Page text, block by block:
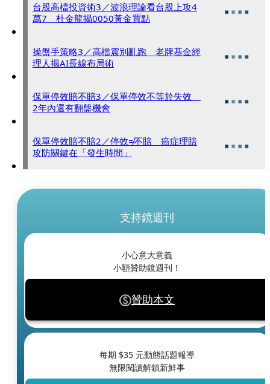
台股高檔投資術3／波浪理論看台股上攻4
萬7 杜金龍揭0050黃金買點
操盤手策略3／高檔震別亂跑 老牌基金經
理人揭AI長線布局術
保單停效賠不賠3／保單停效不等於失效
2年內還有翻盤機會
保單停效賠不賠2／停效≠不賠 癌症理賠
攻防關鍵在「發生時間」
支持鏡週刊
小心意大意義
小額贊助鏡週刊！
贊助本文
每期 $35 元動態話題報導
無限閱讀解鎖新鮮事